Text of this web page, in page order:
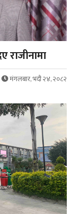
राजीनामा
मंगलबार, भदौ २४, २०८२